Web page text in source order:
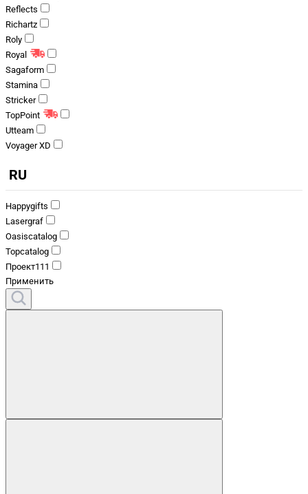
Reflects
Richartz
Roly
Royal
Sagaform
Stamina
Stricker
TopPoint
Utteam
Voyager XD
RU
Happygifts
Lasergraf
Oasiscatalog
Topcatalog
Проект111
Применить